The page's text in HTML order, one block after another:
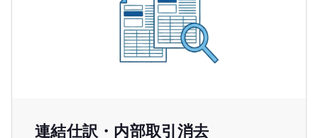
連結仕訳・内部取引消去